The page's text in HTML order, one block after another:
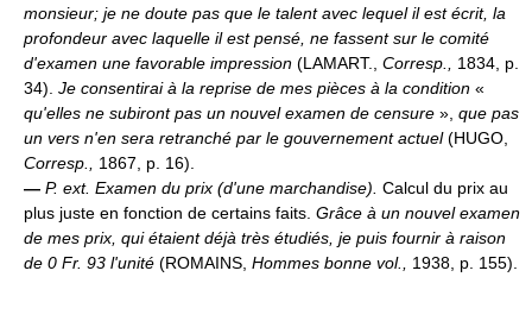
monsieur; je ne doute pas que le talent avec lequel il est écrit, la
profondeur avec laquelle il est pensé, ne fassent sur le comité
d'examen une favorable impression (LAMART., Corresp., 1834, p.
34). Je consentirai à la reprise de mes pièces à la condition «
qu'elles ne subiront pas un nouvel examen de censure », que pas
un vers n'en sera retranché par le gouvernement actuel(HUGO,
Corresp., 1867, p. 16).
— P. ext. Examen du prix (d'une marchandise). Calcul du prix au
plus juste en fonction de certains faits. Grâce à un nouvel examen
de mes prix, qui étaient déjà très étudiés, je puis fournir à raison
de 0 Fr. 93 l'unité (ROMAINS, Hommes bonne vol., 1938, p. 155).